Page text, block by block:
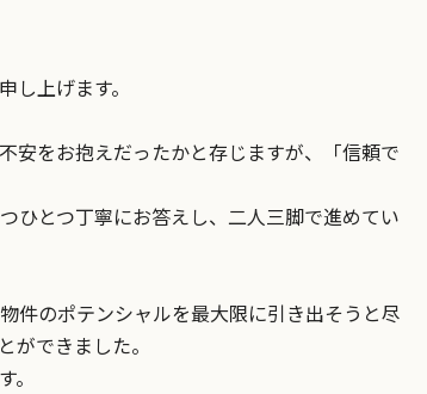
上げます。
安をお抱えだったかと存じますが、「信頼で
ひとつ丁寧にお答えし、二人三脚で進めてい
件のポテンシャルを最大限に引き出そうと尽
できました。